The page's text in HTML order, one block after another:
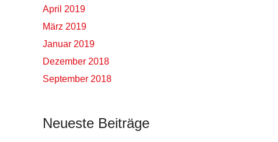
April 2019
März 2019
Januar 2019
Dezember 2018
September 2018
Neueste Beiträge